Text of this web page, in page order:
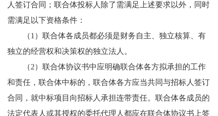
人签订合同；联合体投标人除了需满足上述要求以外，同时
需满足以下资格条件：
（1）联合体各成员都必须是财务自主、独立核算、有
独立的经营权和决策权的独立法人。
（2）联合体协议书中应明确联合体各方拟承担的工作
和责任，联合体中标的，联合体各方应当共同与招标人签订
合同，就中标项目向招标人承担连带责任。联合体各成员的
法定代表人或其授权的委托代理人都应在联合体协议书上签